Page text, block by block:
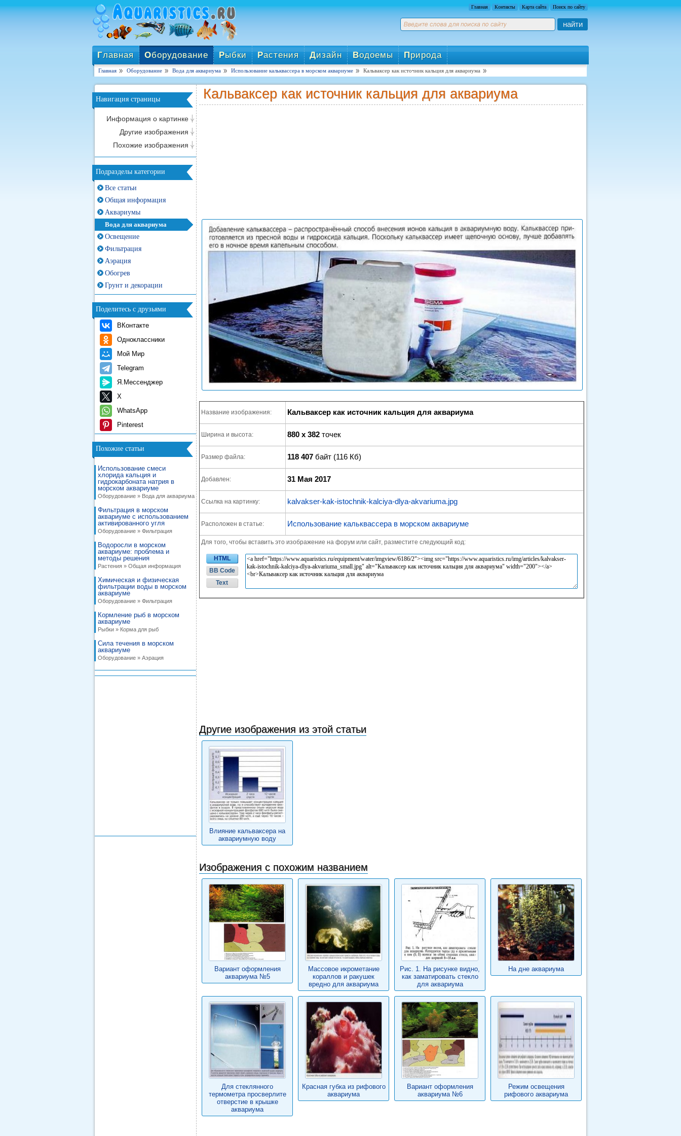
Главная Контакты Карта сайта Поиск по сайту
найти
Главная Оборудование Рыбки Растения Дизайн Водоемы Природа
Главная Оборудование Вода для аквариума Использование кальквассера в морском аквариуме Кальваксер как источник кальция для аквариума
Навигация страницы
Информация о картинке
Другие изображения
Похожие изображения
Подразделы категории
Все статьи
Общая информация
Аквариумы
Вода для аквариума
Освещение
Фильтрация
Аэрация
Обогрев
Грунт и декорации
Поделитесь с друзьями
ВКонтакте
Одноклассники
Мой Мир
Telegram
Я.Мессенджер
X
WhatsApp
Pinterest
Похожие статьи
Использование смеси
хлорида кальция и
гидрокарбоната натрия в
морском аквариуме
Оборудование » Вода для аквариума
Фильтрация в морском
аквариуме с использованием
активированного угля
Оборудование » Фильтрация
Водоросли в морском
аквариуме: проблема и
методы решения
Растения » Общая информация
Химическая и физическая
фильтрации воды в морском
аквариуме
Оборудование » Фильтрация
Кормление рыб в морском
аквариуме
Рыбки » Корма для рыб
Сила течения в морском
аквариуме
Оборудование » Аэрация
Кальваксер как источник кальция для аквариума
Название изображения: Кальваксер как источник кальция для аквариума
Ширина и высота: 880 x 382 точек
Размер файла: 118 407 байт (116 Кб)
Добавлен: 31 Мая 2017
Ссылка на картинку: kalvakser-kak-istochnik-kalciya-dlya-akvariuma.jpg
Расположен в статье: Использование кальквассера в морском аквариуме
Для того, чтобы вставить это изображение на форум или сайт, разместите следующий код:
HTML
BB Code
Text
Другие изображения из этой статьи
Влияние кальваксера на
аквариумную воду
Изображения с похожим названием
Вариант оформления
аквариума №5
Массовое икрометание
кораллов и ракушек
вредно для аквариума
Рис. 1. На рисунке видно,
как заматировать стекло
для аквариума
На дне аквариума
Для стеклянного
термометра просверлите
отверстие в крышке
аквариума
Красная губка из рифового
аквариума
Вариант оформления
аквариума №6
Режим освещения
рифового аквариума